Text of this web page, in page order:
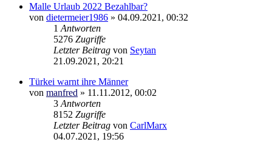
Malle Urlaub 2022 Bezahlbar?
von dietermeier1986 » 04.09.2021, 00:32
1 Antworten
5276 Zugriffe
Letzter Beitrag von Seytan
21.09.2021, 20:21
Türkei warnt ihre Männer
von manfred » 11.11.2012, 00:02
3 Antworten
8152 Zugriffe
Letzter Beitrag von CarlMarx
04.07.2021, 19:56